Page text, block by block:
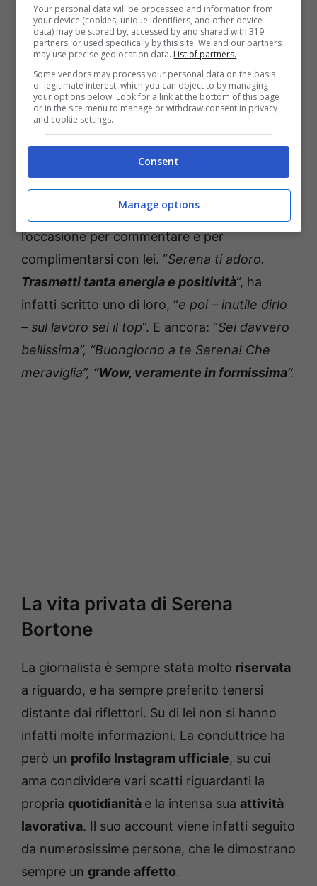
Il post ha ovviamente ottenuto
numerosissimi apprezzamentida parte dei
suoi followers, che non hanno perso
l’occasione per commentare e per
complimentarsi con lei. “Serena ti adoro.
Trasmetti tanta energia e positività“, ha
infatti scritto uno di loro, “e poi – inutile dirlo
– sul lavoro sei il top“. E ancora: “Sei davvero
bellissima”, “Buongiorno a te Serena! Che
meraviglia”, “Wow, veramente in formissima“.
La vita privata di Serena
Bortone
La giornalista è sempre stata molto riservata
a riguardo, e ha sempre preferito tenersi
distante dai riflettori. Su di lei non si hanno
infatti molte informazioni. La conduttrice ha
però un profilo Instagram ufficiale, su cui
ama condividere vari scatti riguardanti la
propria quotidianità e la intensa sua attività
lavorativa. Il suo account viene infatti seguito
da numerosissime persone, che le dimostrano
sempre un grande affetto.
Your personal data will be processed and information from
your device (cookies, unique identifiers, and other device
data) may be stored by, accessed by and shared with 319
partners, or used specifically by this site. We and our partners
may use precise geolocation data. List of partners.
Some vendors may process your personal data on the basis
of legitimate interest, which you can object to by managing
your options below. Look for a link at the bottom of this page
or in the site menu to manage or withdraw consent in privacy
and cookie settings.
Consent
Manage options